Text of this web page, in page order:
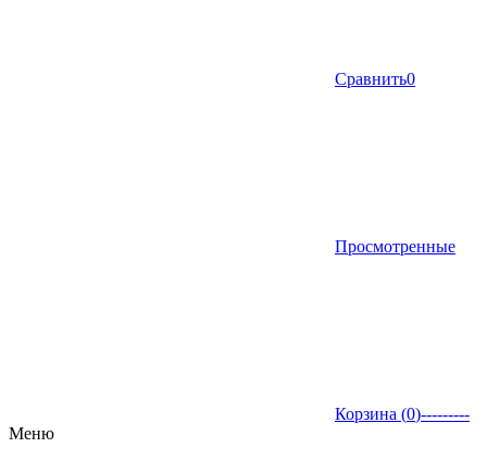
Сравнить0
Просмотренные
Корзина (0)---------
Меню